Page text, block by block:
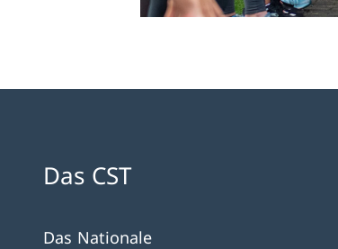
Das CST
Das Nationale